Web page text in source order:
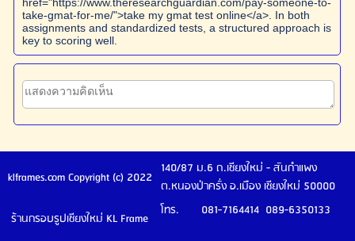
take-gmat-for-me/">take my gmat test online</a>. In both
assignments and standardized tests, a structured approach is
key to scoring well.
klframes.com Copyright (c) 2022
140/87 ม.6 ถ.เชียงใหม่ - สันกำแพง
ต.หนองป่าครั่ง อ.เมือง เชียงใหม่ 50000
ร้านกรอบรูปเชียงใหม่ KL Frame
โทร. 081-7164414 089-6350133